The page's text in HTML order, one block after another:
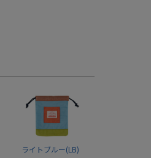
ライトブルー(LB)